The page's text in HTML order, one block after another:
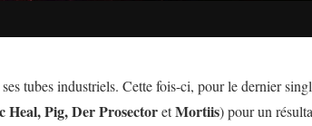
tubes industriels. Cette fois-ci, pour le dernier
Heal, Pig,Der ProsectoretMortiis) pour un